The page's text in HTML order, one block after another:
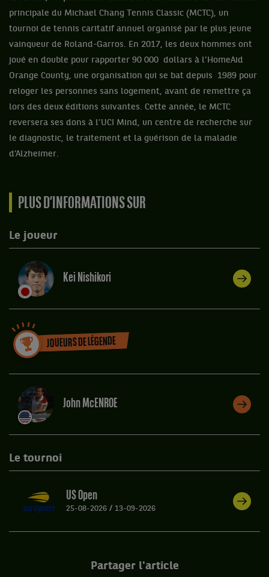
principale du Michael Chang Tennis Classic (MCTC), un
tournoi de tennis caritatif annuel organisé par le plus jeune
vainqueur de Roland-Garros. En 2017, les deux hommes ont
joué en double pour rapporter 90 000 dollars à l’HomeAid
Orange County, une organisation qui se bat depuis 1989 pour
reloger les personnes sans logement, avant de remettre ça
lors des deux éditions suivantes. Cette année, le MCTC
reversera ses dons à l’UCI Mind, un centre de recherche sur
le diagnostic, le traitement et la guérison de la maladie
d’Alzheimer.
PLUS D’INFORMATIONS SUR
Le joueur
Kei Nishikori
JOUEURS DE LÉGENDE
John McENROE
Le tournoi
US Open
25-08-2026 / 13-09-2026
Partager l'article